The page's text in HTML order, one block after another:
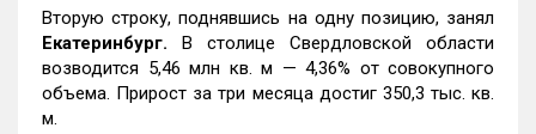
Вторую строку, поднявшись на одну позицию, занял
Екатеринбург. В столице Свердловской области
возводится 5,46 млн кв. м — 4,36% от совокупного
объема. Прирост за три месяца достиг 350,3 тыс. кв.
м.